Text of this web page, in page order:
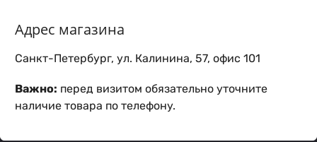
Адрес магазина
Санкт-Петербург, ул. Калинина, 57, офис 101
Важно: перед визитом обязательно уточните
наличие товара по телефону.